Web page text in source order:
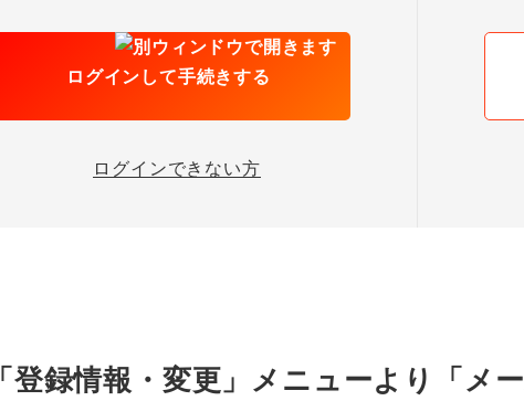
ログインして手続きする
ログインできない方
「登録情報・変更」メニューより「メ